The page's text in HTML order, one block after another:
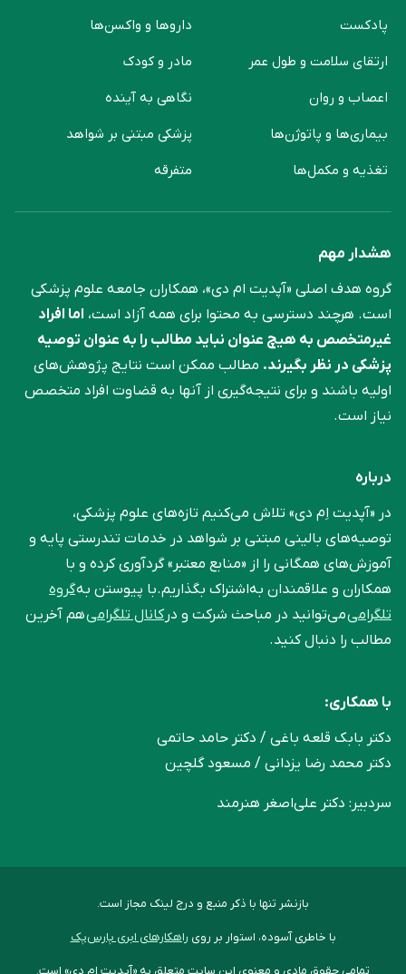
پادکست
ارتقای سلامت و طول عمر
اعصاب و روان
بیماری‌ها و پاتوژن‌ها
تغذیه و مکمل‌ها
دارو‌ها و واکسن‌ها
مادر و کودک
نگاهی به آینده
پزشکی مبتنی بر شواهد
متفرقه
هشدار مهم
گروه هدف اصلی «آپدیت ام دی»، همکاران جامعه علوم ‌پزشکی
است. هرچند دسترسی به محتوا برای همه آزاد است، اما افراد
غیرمتخصص به هیچ عنوان نباید مطالب را به عنوان توصیه
پزشکی در نظر بگیرند. مطالب ممکن است نتایج پژوهش‌های
اولیه باشند و برای نتیجه‌گیری از آنها به قضاوت افراد متخصص
نیاز است.
درباره
در «آپدیت اِم دی» تلاش می‌کنیم تازه‌های علوم پزشکی،
توصیه‌های بالینی مبتنی بر شواهد در خدمات تندرستی پایه و
آموزش‌های همگانی را از «منابع معتبر» گردآوری کرده و با
همکاران و علاقمندان به‌اشتراک بگذاریم.با پیوستن بهگروه
تلگرامیمی‌توانید در مباحث شرکت و درکانال تلگرامیهم آخرین
مطالب را دنبال کنید.
با همکاری:
دکتر بابک قلعه‌ باغی / دکتر حامد حاتمی
دکتر محمد رضا یزدانی / مسعود گلچین
سردبیر: دکتر علی‌اصغر هنرمند
بازنشر تنها با ذکر منبع و درج لینک مجاز است.
با خاطری آسوده، استوار بر روی راهکارهای ابری پارس‌پک
تمامی حقوق مادی و معنوی این سایت متعلق به «آپدیت ام دی» است.